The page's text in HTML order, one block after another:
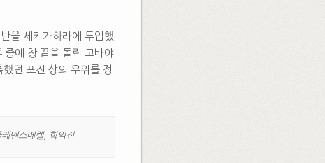
을 세키가하라에 투입했
중에 창 끝을 돌린 고바야
던 포진 상의 우위를 정
레멘스메켈, 학익진